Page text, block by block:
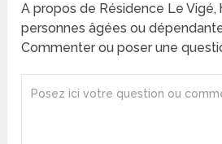
A propos de Résidence Le
personnes âgées ou
Commenter ou poser une